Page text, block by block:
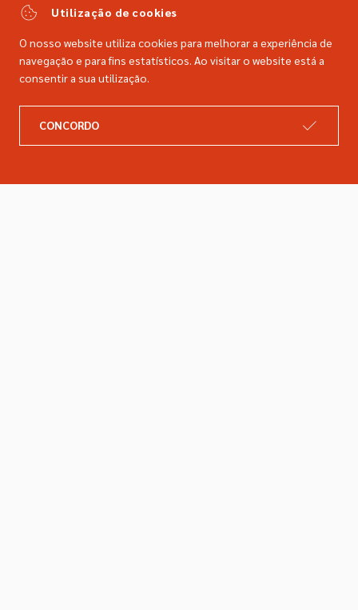
comercial@dimacer.com
Catálogo
Utilização de cookies
O nosso website utiliza cookies para melhorar a experiência de
navegação e para fins estatísticos. Ao visitar o website está a
consentir a sua utilização.
CONCORDO